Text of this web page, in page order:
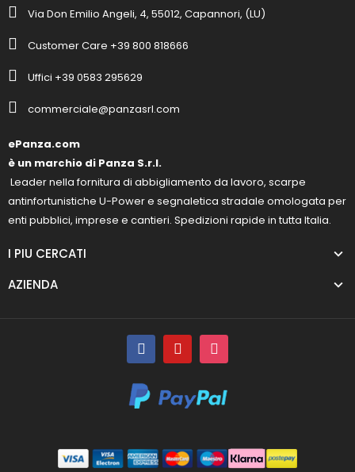
Via Don Emilio Angeli, 4, 55012, Capannori, (LU)
Customer Care +39 800 818666
Uffici +39 0583 295629
commerciale@panzasrl.com
ePanza.com
è un marchio di Panza S.r.l.
Leader nella fornitura di abbigliamento da lavoro, scarpe
antinfortunistiche U-Power e segnaletica stradale omologata per
enti pubblici, imprese e cantieri. Spedizioni rapide in tutta Italia.
I PIU CERCATI
AZIENDA